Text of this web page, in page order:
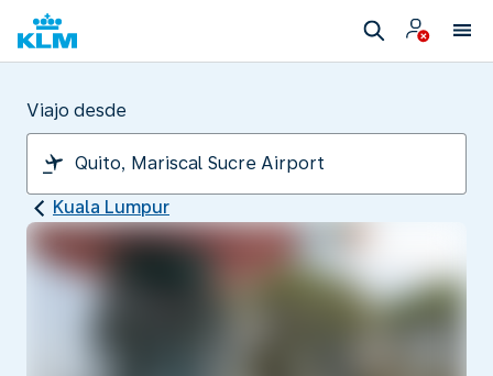
Viajo desde
Kuala Lumpur